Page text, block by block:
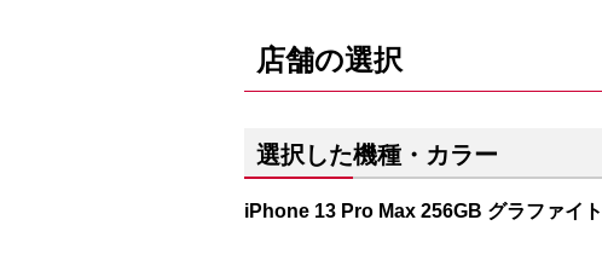
店舗の選択
選択した機種・カラー
iPhone 13 Pro Max 256GB グラファイト